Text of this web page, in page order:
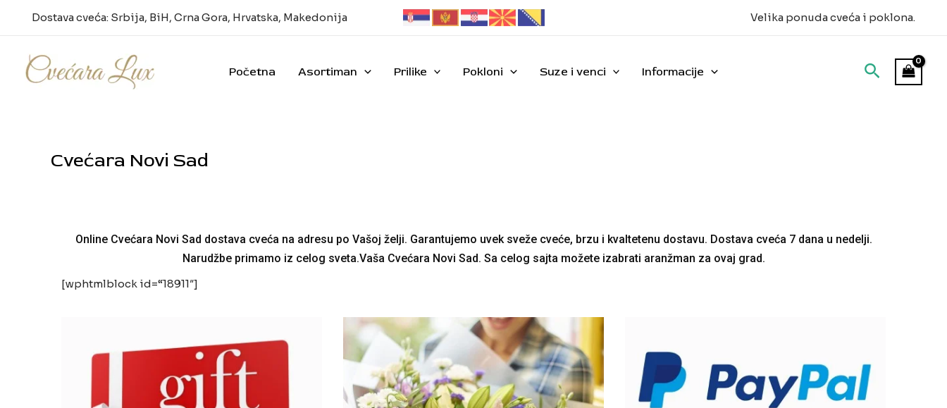
Dostava cveća: Srbija, BiH, Crna Gora, Hrvatska, Makedonija Velika ponuda cveća i poklona.
Početna Asortiman Prilike Pokloni Suze i venci Informacije
Cvećara Novi Sad
Online Cvećara Novi Sad dostava cveća na adresu po Vašoj želji. Garantujemo uvek sveže cveće, brzu i kvaltetenu dostavu. Dostava cveća 7 dana u nedelji.
Narudžbe primamo iz celog sveta.Vaša Cvećara Novi Sad. Sa celog sajta možete izabrati aranžman za ovaj grad.
[wphtmlblock id=“18911″]